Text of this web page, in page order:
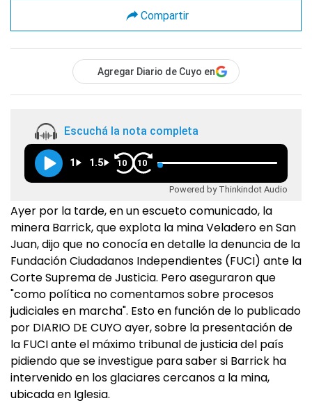
Compartir
Agregar Diario de Cuyo en
Escuchá la nota completa
1 1.5 10 10
Powered by Thinkindot Audio
Ayer por la tarde, en un escueto comunicado, la
minera Barrick, que explota la mina Veladero en San
Juan, dijo que no conocía en detalle la denuncia de la
Fundación Ciudadanos Independientes (FUCI) ante la
Corte Suprema de Justicia. Pero aseguraron que
"como política no comentamos sobre procesos
judiciales en marcha". Esto en función de lo publicado
por DIARIO DE CUYO ayer, sobre la presentación de
la FUCI ante el máximo tribunal de justicia del país
pidiendo que se investigue para saber si Barrick ha
intervenido en los glaciares cercanos a la mina,
ubicada en Iglesia.